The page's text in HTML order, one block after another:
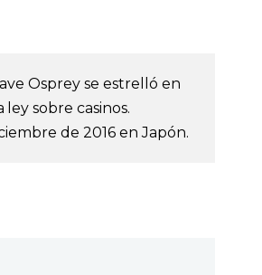
Osprey se estrelló en
sobre casinos.
de 2016 en Japón.